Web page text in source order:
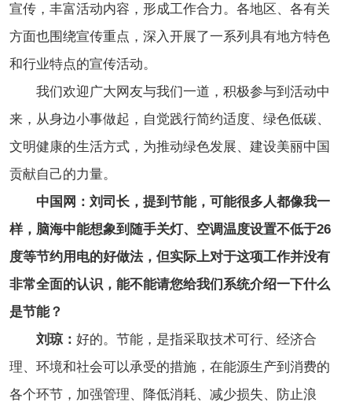
宣传，丰富活动内容，形成工作合力。各地区、各有关
方面也围绕宣传重点，深入开展了一系列具有地方特色
和行业特点的宣传活动。
我们欢迎广大网友与我们一道，积极参与到活动中
来，从身边小事做起，自觉践行简约适度、绿色低碳、
文明健康的生活方式，为推动绿色发展、建设美丽中国
贡献自己的力量。
中国网：刘司长，提到节能，可能很多人都像我一
样，脑海中能想象到随手关灯、空调温度设置不低于26
度等节约用电的好做法，但实际上对于这项工作并没有
非常全面的认识，能不能请您给我们系统介绍一下什么
是节能？
刘琼： 好的。节能，是指采取技术可行、经济合
理、环境和社会可以承受的措施，在能源生产到消费的
各个环节，加强管理、降低消耗、减少损失、防止浪